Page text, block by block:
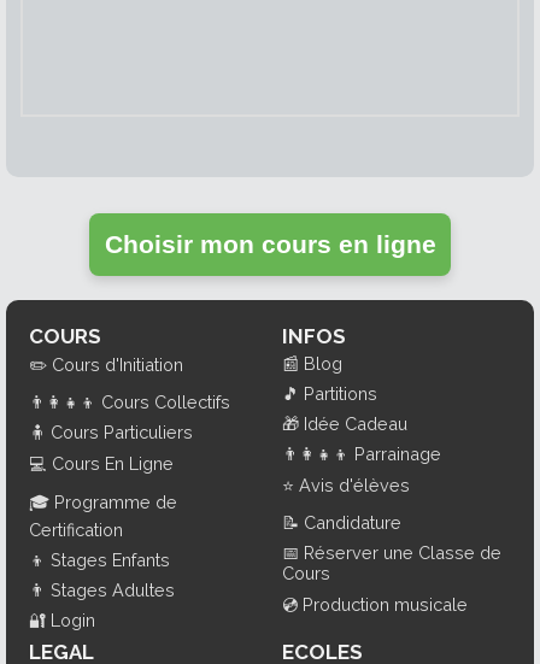
Choisir mon cours en ligne
COURS
✏️ Cours d'Initiation
👨‍👩‍👧‍👦 Cours Collectifs
🧍 Cours Particuliers
💻 Cours En Ligne
🎓 Programme de
Certification
👦 Stages Enfants
👨 Stages Adultes
🔐 Login
INFOS
📰 Blog
🎵 Partitions
🎁 Idée Cadeau
👨‍👩‍👧‍👦 Parrainage
⭐ Avis d'élèves
📝 Candidature
📅 Réserver une Classe de
Cours
💿 Production musicale
LEGAL ECOLES